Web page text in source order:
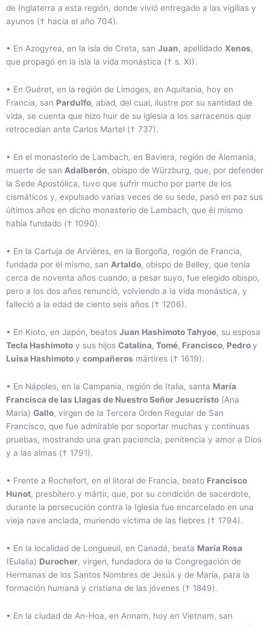
de Inglaterra a esta región, donde vivió entregado a las vigilias y
ayunos († hacia el año 704).
• En Azogyrea, en la isla de Creta, san Juan, apellidado Xenos,
que propagó en la isla la vida monástica († s. XI).
• En Guéret, en la región de Limoges, en Aquitania, hoy en
Francia, san Pardulfo, abad, del cual, ilustre por su santidad de
vida, se cuenta que hizo huir de su iglesia a los sarracenos que
retrocedían ante Carlos Martel († 737).
• En el monasterio de Lambach, en Baviera, región de Alemania,
muerte de san Adalberón, obispo de Würzburg, que, por defender
la Sede Apostólica, tuvo que sufrir mucho por parte de los
cismáticos y, expulsado varias veces de su sede, pasó en paz sus
últimos años en dicho monasterio de Lambach, que él mismo
había fundado († 1090).
• En la Cartuja de Arvières, en la Borgoña, región de Francia,
fundada por él mismo, san Artaldo, obispo de Belley, que tenía
cerca de noventa años cuando, a pesar suyo, fue elegido obispo,
pero a los dos años renunció, volviendo a la vida monástica, y
falleció a la edad de ciento seis años († 1206).
• En Kioto, en Japón, beatos Juan Hashimoto Tahyoe, su esposa
Tecla Hashimoto y sus hijos Catalina, Tomé, Francisco, Pedroy
Luisa Hashimotoy compañeros mártires († 1619).
• En Nápoles, en la Campania, región de Italia, santa María
Francisca de las Llagas de Nuestro Señor Jesucristo (Ana
María) Gallo, virgen de la Tercera Orden Regular de San
Francisco, que fue admirable por soportar muchas y continuas
pruebas, mostrando una gran paciencia, penitencia y amor a Dios
y a las almas († 1791).
• Frente a Rochefort, en el litoral de Francia, beato Francisco
Hunot, presbítero y mártir, que, por su condición de sacerdote,
durante la persecución contra la Iglesia fue encarcelado en una
vieja nave anclada, muriendo víctima de las fiebres († 1794).
• En la localidad de Longueuil, en Canadá, beata María Rosa
(Eulalia) Durocher, virgen, fundadora de la Congregación de
Hermanas de los Santos Nombres de Jesús y de María, para la
formación humana y cristiana de las jóvenes († 1849).
• En la ciudad de An-Hoa, en Annam, hoy en Vietnam, san